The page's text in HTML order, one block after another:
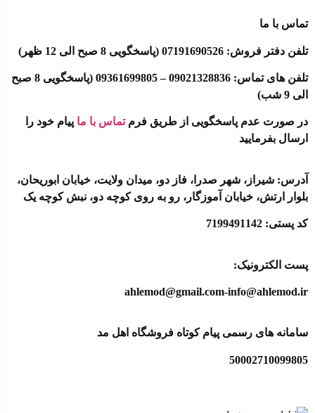
تماس با ما
تلفن دفتر فروش: 07191690526 (پاسخگویی 8 صبح الی 12 ظهر)
تلفن های تماس: 09021328836 – 09361699805 (پاسخگویی 8 صبح
الی 9 شب)
در صورت عدم پاسخگویی از طریق فرمتماس با ما پیام خود را
ارسال بفرمایید
آدرس: شیراز، شهر صدرا، فاز دو، میدان ولایت، خیابان ابوریحان،
بلوار ارتش، خیابان آموزگار، رو به روی کوچه دو، نبش کوچه یک
کد پستی: 7199491142
پست الکترونیک:
ahlemod@gmail.com-info@ahlemod.ir​
سامانه های رسمی پیام کوتاه فروشگاه اهل مد
50002710099805